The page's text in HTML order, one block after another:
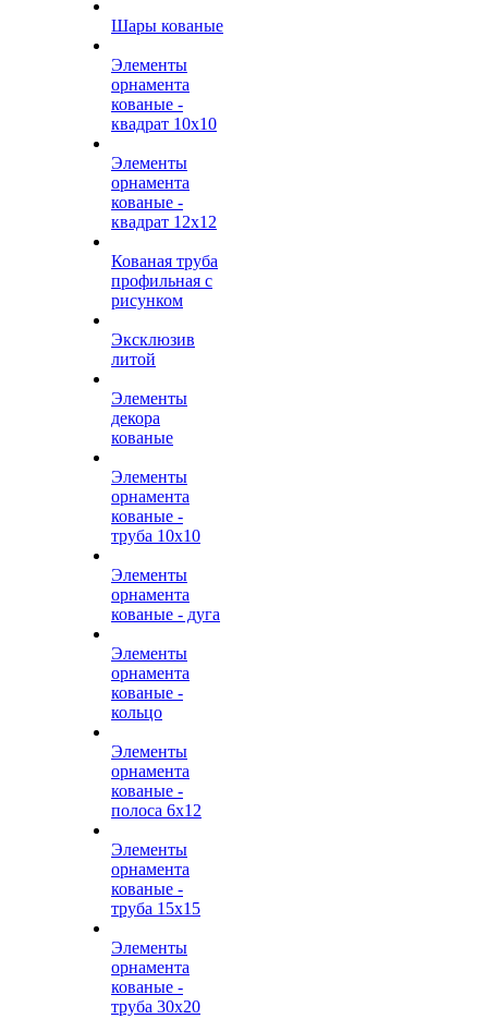
Шары кованые
Элементы
орнамента
кованые -
квадрат 10х10
Элементы
орнамента
кованые -
квадрат 12х12
Кованая труба
профильная с
рисунком
Эксклюзив
литой
Элементы
декора
кованые
Элементы
орнамента
кованые -
труба 10х10
Элементы
орнамента
кованые - дуга
Элементы
орнамента
кованые -
кольцо
Элементы
орнамента
кованые -
полоса 6х12
Элементы
орнамента
кованые -
труба 15х15
Элементы
орнамента
кованые -
труба 30х20